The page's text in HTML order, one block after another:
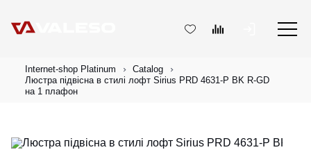
Internet-shop Platinum
Catalog
Люстра підвісна в стилі лофт Sirius PRD 4631-P BK R-GD
на 1 плафон